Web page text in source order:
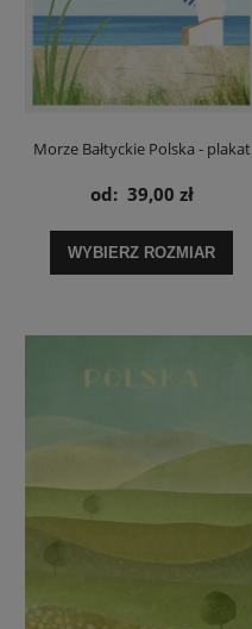
Morze Bałtyckie Polska - plakat
od: 39,00 zł
WYBIERZ ROZMIAR